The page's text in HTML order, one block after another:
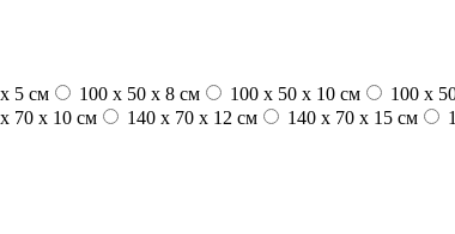
5 см 100 х 50 х 8 см 100 x 50 x 10 см 100 x
70 x 10 см 140 x 70 x 12 см 140 x 70 x 15 см